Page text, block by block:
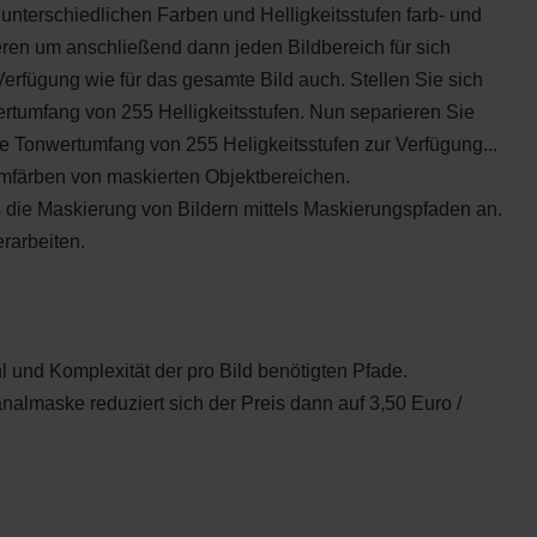
Farben und Helligkeitsstufen farb- und
um anschließend dann jeden Bildbereich für sich
wie für das gesamte Bild auch. Stellen Sie sich
von 255 Helligkeitsstufen. Nun separieren Sie
von 255 Heligkeitsstufen zur Verfügung...
von maskierten Objektbereichen.
Maskierung von Bildern mittels Maskierungspfaden an.
und Komplexität der pro Bild benötigten Pfade.
reduziert sich der Preis dann auf 3,50 Euro /